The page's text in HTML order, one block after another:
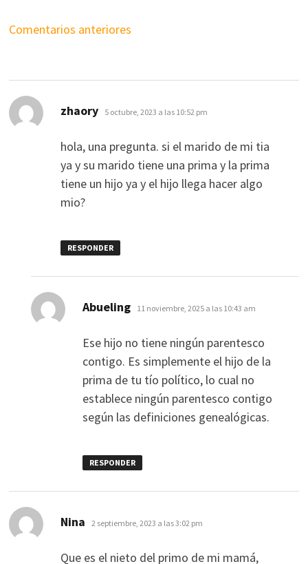
Navegación
comentarios
Comentarios anteriores
zhaory dice:
5 octubre, 2023 a las 10:52 pm
hola, una pregunta. si el marido de mi tia
ya y su marido tiene una prima y la prima
tiene un hijo ya y el hijo llega hacer algo
mio?
RESPONDER
Abueling dice:
11 noviembre, 2025 a las 10:43 am
Ese hijo no tiene ningún parentesco
contigo. Es simplemente el hijo de la
prima de tu tío político, lo cual no
establece ningún parentesco contigo
según las definiciones genealógicas.
RESPONDER
Nina dice:
2 septiembre, 2023 a las 3:02 pm
Que es el nieto del primo de mi mamá,